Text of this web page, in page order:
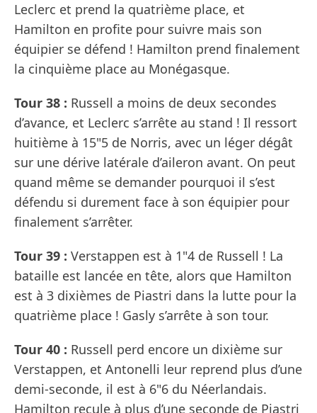
Leclerc et prend la quatrième place, et
Hamilton en profite pour suivre mais son
équipier se défend ! Hamilton prend finalement
la cinquième place au Monégasque.
Tour 38 : Russell a moins de deux secondes
d’avance, et Leclerc s’arrête au stand ! Il ressort
huitième à 15"5 de Norris, avec un léger dégât
sur une dérive latérale d’aileron avant. On peut
quand même se demander pourquoi il s’est
défendu si durement face à son équipier pour
finalement s’arrêter.
Tour 39 : Verstappen est à 1"4 de Russell ! La
bataille est lancée en tête, alors que Hamilton
est à 3 dixièmes de Piastri dans la lutte pour la
quatrième place ! Gasly s’arrête à son tour.
Tour 40 : Russell perd encore un dixième sur
Verstappen, et Antonelli leur reprend plus d’une
demi-seconde, il est à 6"6 du Néerlandais.
Hamilton recule à plus d’une seconde de Piastri